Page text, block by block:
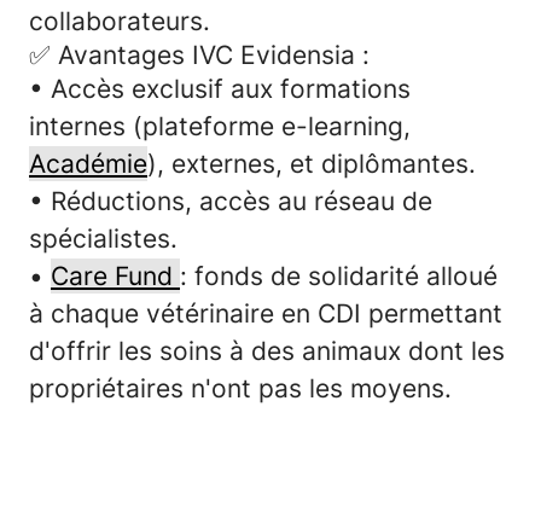
collaborateurs.
✅ Avantages IVC Evidensia :
• Accès exclusif aux formations
internes (plateforme e-learning,
Académie), externes, et diplômantes.
• Réductions, accès au réseau de
spécialistes.
• Care Fund : fonds de solidarité alloué
à chaque vétérinaire en CDI permettant
d'offrir les soins à des animaux dont les
propriétaires n'ont pas les moyens.